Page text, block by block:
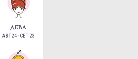
ДЕВА
АВГ 24 - СЕП 23